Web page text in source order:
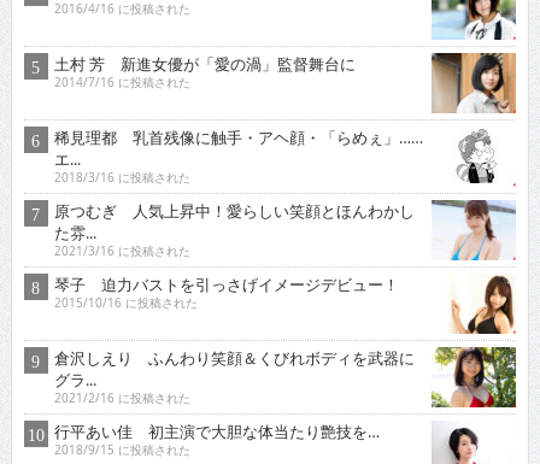
2016/4/16 に投稿された
土村 芳 新進女優が「愛の渦」監督舞台に
2014/7/16 に投稿された
稀見理都 乳首残像に触手・アヘ顔・「らめぇ」……
エ...
2018/3/16 に投稿された
原つむぎ 人気上昇中！愛らしい笑顔とほんわかし
た雰...
2021/3/16 に投稿された
琴子 迫力バストを引っさげイメージデビュー！
2015/10/16 に投稿された
倉沢しえり ふんわり笑顔＆くびれボディを武器に
グラ...
2021/2/16 に投稿された
行平あい佳 初主演で大胆な体当たり艶技を…
2018/9/15 に投稿された